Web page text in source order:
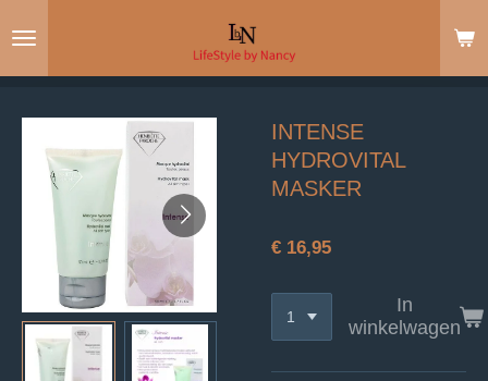
direct
hoofdinhoud
INTENSE
HYDROVITAL
MASKER
€ 16,95
In
winkelwagen